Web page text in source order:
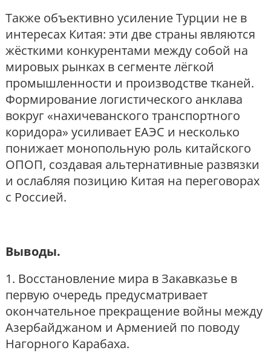
Также объективно усиление Турции не в
интересах Китая: эти две страны являются
жёсткими конкурентами между собой на
мировых рынках в сегменте лёгкой
промышленности и производстве тканей.
Формирование логистического анклава
вокруг «нахичеванского транспортного
коридора» усиливает ЕАЭС и несколько
понижает монопольную роль китайского
ОПОП, создавая альтернативные развязки
и ослабляя позицию Китая на переговорах
с Россией.
Выводы.
1. Восстановление мира в Закавказье в
первую очередь предусматривает
окончательное прекращение войны между
Азербайджаном и Арменией по поводу
Нагорного Карабаха.